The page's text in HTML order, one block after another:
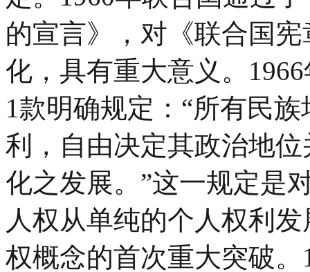
的宣言》，对《联合国
化，具有重大意义。
1款明确规定：“所有民
利，自由决定其政治地
化之发展。”这一规定是
人权从单纯的个人权利
权概念的首次重大突破